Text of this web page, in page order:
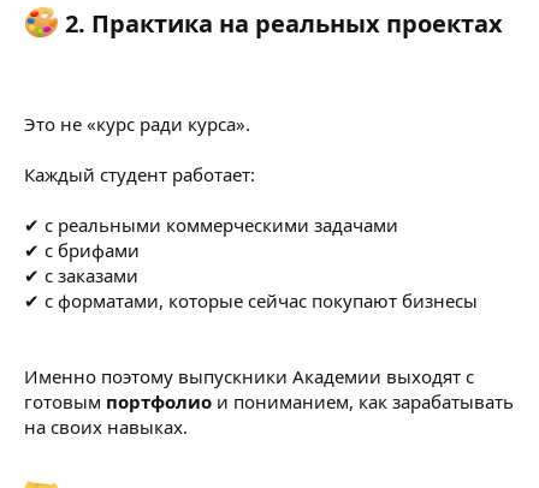
2. Практика на реальных проектах
Это не «курс ради курса».
Каждый студент работает:
✔ с реальными коммерческими задачами
✔ с брифами
✔ с заказами
✔ с форматами, которые сейчас покупают бизнесы
Именно поэтому выпускники Академии выходят с
готовым портфолио и пониманием, как зарабатывать
на своих навыках.